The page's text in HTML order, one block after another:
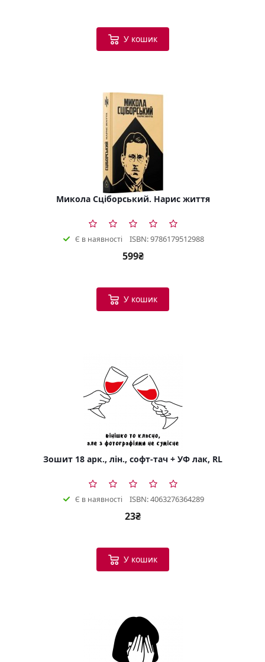
У кошик
Микола Сціборський. Нарис життя
Є в наявності ISBN: 9786179512988
599₴
У кошик
Зошит 18 арк., лін., софт-тач + УФ лак, RL
Є в наявності ISBN: 4063276364289
23₴
У кошик